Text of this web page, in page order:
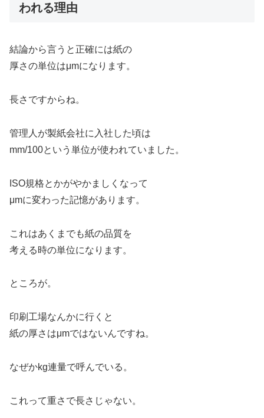
われる理由
結論から言うと正確には紙の
厚さの単位はμmになります。
長さですからね。
管理人が製紙会社に入社した頃は
mm/100という単位が使われていました。
ISO規格とかがやかましくなって
μmに変わった記憶があります。
これはあくまでも紙の品質を
考える時の単位になります。
ところが。
印刷工場なんかに行くと
紙の厚さはμmではないんですね。
なぜかkg連量で呼んでいる。
これって重さで長さじゃない。